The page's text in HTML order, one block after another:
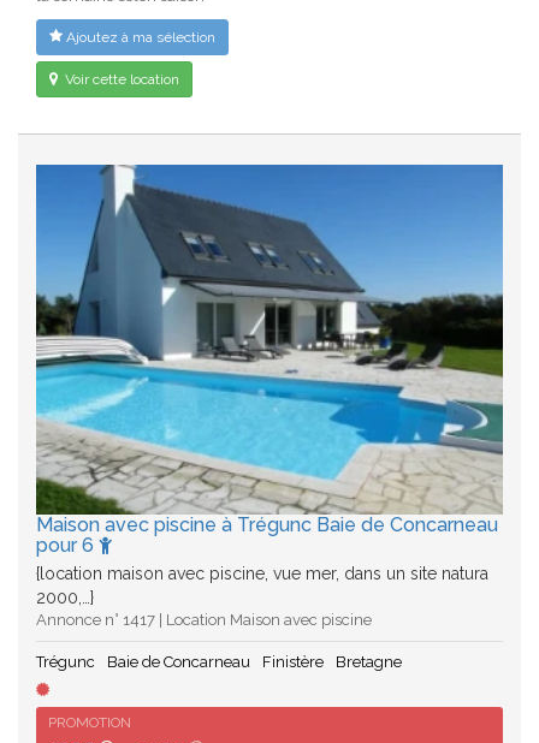
Ajoutez à ma sélection
Voir cette location
Maison avec piscine à Trégunc Baie de Concarneau
pour 6
{location maison avec piscine, vue mer, dans un site natura
2000,…}
Annonce n° 1417 | Location Maison avec piscine
Trégunc Baie de Concarneau Finistère Bretagne
PROMOTION